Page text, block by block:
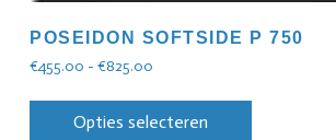
POSEIDON SOFTSIDE P 750
€455.00 - €825.00
Opties selecteren